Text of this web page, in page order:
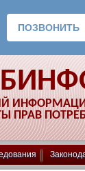
ПРАВ